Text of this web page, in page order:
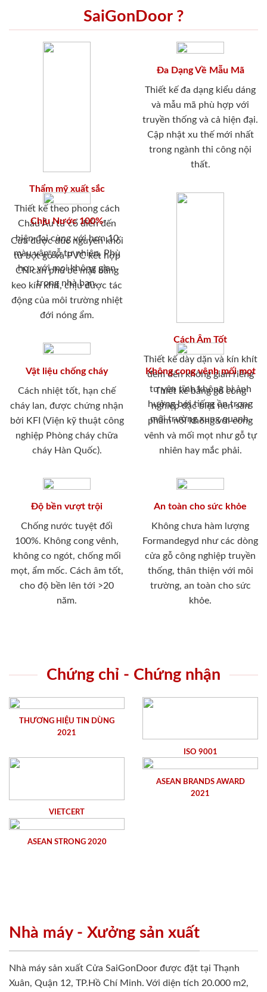
SaiGonDoor ?
Thẩm mỹ xuất sắc
Thiết kế theo phong cách
Châu Âu từ cổ điển đến
hiện đại cùng với hơn 10
màu vân gỗ tự nhiên. Phù
hợp với mọi không gian
trong nhà bạn.
Đa Dạng Về Mẫu Mã
Thiết kế đa dạng kiểu dáng
và mẫu mã phù hợp với
truyền thống và cả hiện đại.
Cập nhật xu thế mới nhất
trong ngành thi công nội
thất.
Chịu Nước 100%
Cửa được đúc nguyên khối
từ bột gỗ và PVC kết hợp
CN cán phủ bề mặt bằng
keo kín khít, chịu được tác
động của môi trường nhiệt
đới nóng ẩm.
Cách Âm Tốt
Thiết kế dày dặn và kín khít
đem đến không gian riêng
tư yên tĩnh không bị ảnh
hưởng bới tiếng ồn trong
môi trường xung quanh.
Vật liệu chống cháy
Cách nhiệt tốt, hạn chế
cháy lan, được chứng nhận
bởi KFI (Viện kỹ thuật công
nghiệp Phòng cháy chữa
cháy Hàn Quốc).
Không cong vênh mối mọt
Thiết kế bằng gỗ công
nghiệp đặc biệt nên sản
phẩm nói không với cong
vênh và mối mọt như gỗ tự
nhiên hay mắc phải.
Độ bền vượt trội
Chống nước tuyệt đối
100%. Không cong vênh,
không co ngót, chống mối
mọt, ẩm mốc. Cách âm tốt,
cho độ bền lên tới >20
năm.
An toàn cho sức khỏe
Không chưa hàm lượng
Formandegyd như các dòng
cửa gỗ công nghiệp truyền
thống, thân thiện với môi
trường, an toàn cho sức
khỏe.
Chứng chỉ - Chứng nhận
THƯƠNG HIỆU TIN DÙNG
2021
ISO 9001
VIETCERT
ASEAN BRANDS AWARD
2021
ASEAN STRONG 2020
Nhà máy - Xưởng sản xuất
Nhà máy sản xuất Cửa SaiGonDoor được đặt tại Thạnh
Xuân, Quận 12, TP.Hồ Chí Minh. Với diện tích 20.000 m2,